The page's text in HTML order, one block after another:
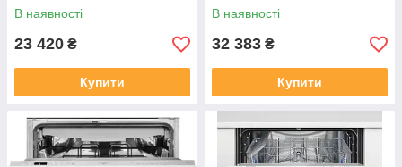
В наявності
23 420 ₴
Купити
В наявності
32 383 ₴
Купити